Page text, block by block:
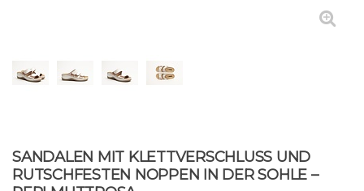
SANDALEN MIT KLETTVERSCHLUSS UND
RUTSCHFESTEN NOPPEN IN DER SOHLE –